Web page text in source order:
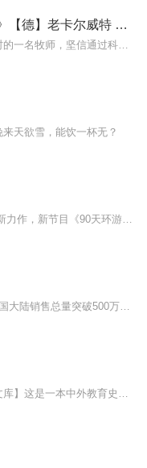
《卡尔维特的教育全书》【德】老卡尔威特 小卡尔威
天欲雪，能饮一杯无？